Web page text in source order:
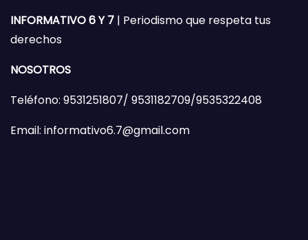
INFORMATIVO 6 Y 7 | Periodismo que respeta tus
derechos
NOSOTROS
Teléfono: 9531251807/ 9531182709/9535322408
Email: informativo6.7@gmail.com